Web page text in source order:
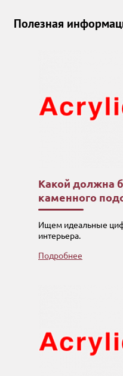
Полезная
Какой должна
каменного
Ищем идеальные
интерьера.
Подробнее